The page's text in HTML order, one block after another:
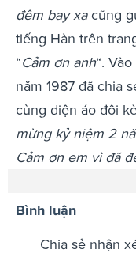
đêm bay xa cũng
tiếng Hàn trên
“Cảm ơn anh“.
năm 1987 đã chia
cùng diện áo đôi
mừng kỷ niệm 2
Cảm ơn em vì đã
Bình luận
Chia sẻ nhận